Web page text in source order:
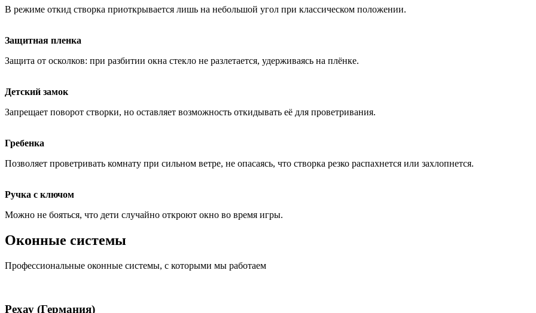
В режиме откид створка приоткрывается лишь на небольшой угол при классическом положении.
Защитная пленка
Защита от осколков: при разбитии окна стекло не разлетается, удерживаясь на плёнке.
Детский замок
Запрещает поворот створки, но оставляет возможность откидывать её для проветривания.
Гребенка
Позволяет проветривать комнату при сильном ветре, не опасаясь, что створка резко распахнется или захлопнется.
Ручка с ключом
Можно не бояться, что дети случайно откроют окно во время игры.
Оконные системы
Профессиональные оконные системы, с которыми мы работаем
Рехау (Германия)